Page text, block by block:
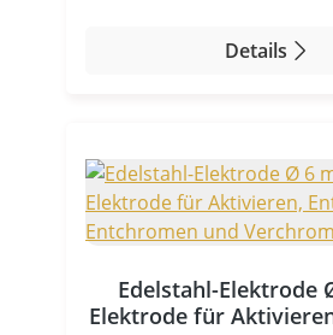
ist eine hochwirksame,
Nickel-Phosphor-
Nickel-Stripper arbeitet
materialschonend
Gleichrichter oder
Anlage.Ob in der
Schmuckherstellung,
Details
Edelstahl-Elektrode
Elektrode für